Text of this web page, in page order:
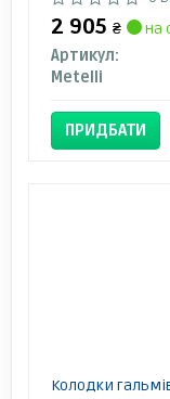
2 905 ₴
на
Артикул:
Metelli
ПРИДБАТИ
Колодки